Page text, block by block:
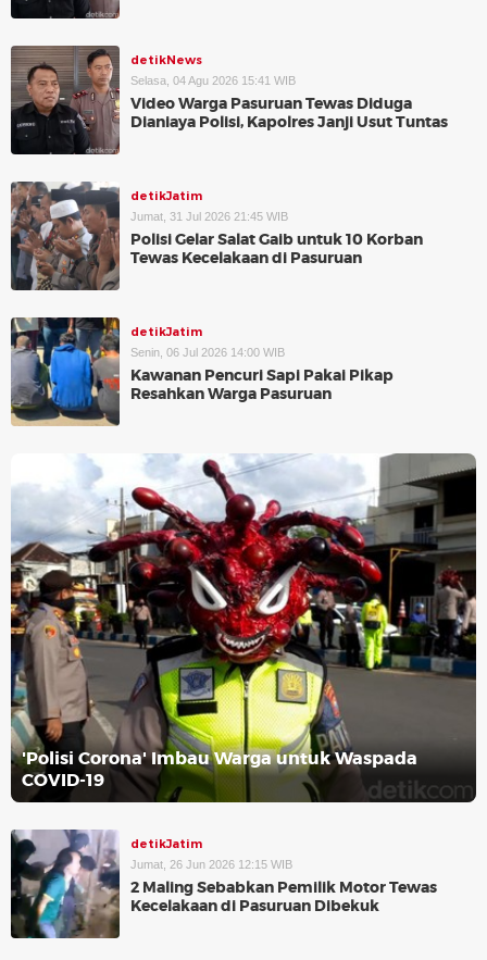
detikNews
Selasa, 04 Agu 2026 15:41 WIB
Video Warga Pasuruan Tewas Diduga
Dianiaya Polisi, Kapolres Janji Usut Tuntas
detikJatim
Jumat, 31 Jul 2026 21:45 WIB
Polisi Gelar Salat Gaib untuk 10 Korban
Tewas Kecelakaan di Pasuruan
detikJatim
Senin, 06 Jul 2026 14:00 WIB
Kawanan Pencuri Sapi Pakai Pikap
Resahkan Warga Pasuruan
'Polisi Corona' Imbau Warga untuk Waspada
COVID-19
detikJatim
Jumat, 26 Jun 2026 12:15 WIB
2 Maling Sebabkan Pemilik Motor Tewas
Kecelakaan di Pasuruan Dibekuk